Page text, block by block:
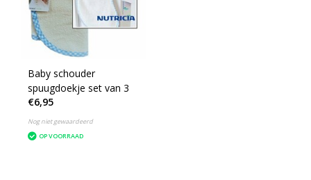
Baby schouder
spuugdoekje set van 3
€6,95
Nog niet gewaardeerd
OP VOORRAAD